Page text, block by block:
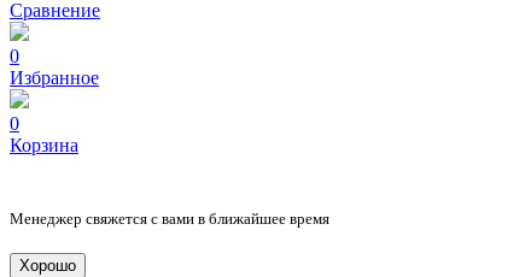
Сравнение
0
Избранное
0
Корзина
Менеджер свяжется с вами в ближайшее время
Хорошо